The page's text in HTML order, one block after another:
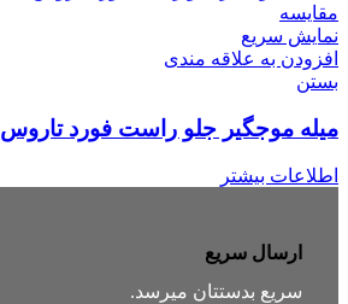
مقایسه
نمایش سریع
افزودن به علاقه مندی
بستن
میله موجگیر جلو راست فورد تاروس
اطلاعات بیشتر
ارسال سریع
سریع بدستتان میرسد.